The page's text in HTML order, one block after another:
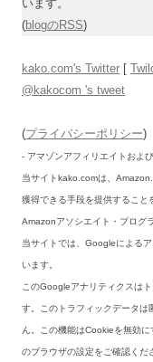
います。
(blogのRSS)
kako.com's Twitter [
@kakocom 's tweet
(プライバシーポリシー)
- アマゾンアフィリエイトおよ
当サイトkako.comは、
獲得できる手段を提供すること
Amazonアソシエイト・プログ
当サイトでは、Googleによる
います。
このGoogleアナリティクスは
す。このトラフィックデータは
ん。この機能はCookieを無効
のブラウザの設定をご確認くだ